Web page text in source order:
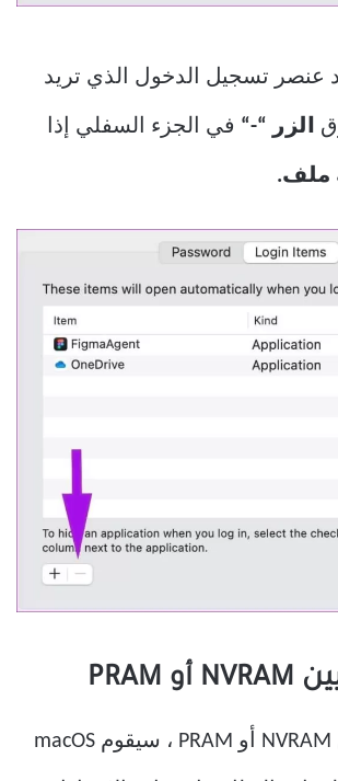
عنصر تسجيل الدخول الذي تريد
الزر “-“ في الجزء السفلي إذا
ملف.
عند إعادة تعيين NVRAM أو PRAM ، سيقوم macOS